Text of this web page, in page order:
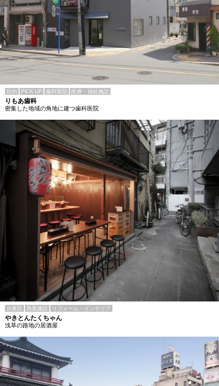
目的 PICK UP 歯科医院 医療・福祉施設
りもあ歯科
密集した地域の角地に建つ歯科医院
台東区 商業施設 リフォーム・インテリア
やきとんたくちゃん
浅草の路地の居酒屋